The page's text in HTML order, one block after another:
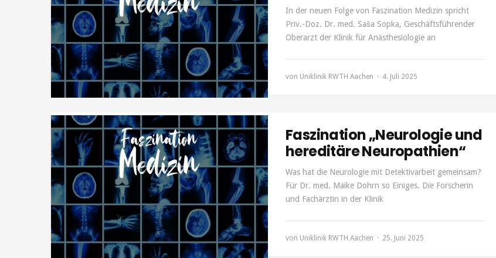
In der neuen Folge von Faszination Medizin spricht
Priv.-Doz. Dr. med. Saša Sopka, Geschäftsführender
Oberarzt der Klinik für Anästhesiologie an
von Uniklinik RWTH Aachen 4. Juli 2025
Faszination „Neurologie und
hereditäre Neuropathien“
Was hat die Neurologie mit Detektivarbeit gemeinsam?
Für Dr. med. Maike Dohrn so Einiges. Die Forscherin
und Fachärztin in der Klinik
von Uniklinik RWTH Aachen 25. Juni 2025